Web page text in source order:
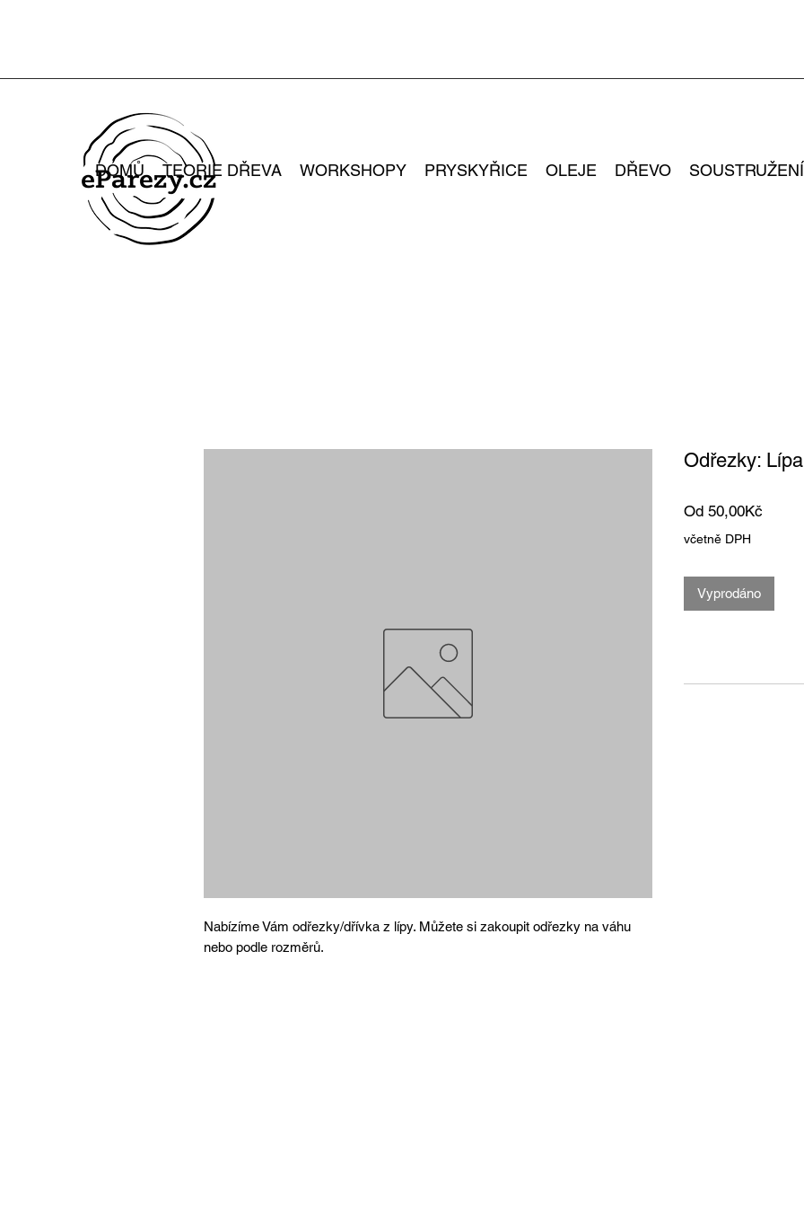
DOMŮ TEORIE DŘEVA WORKSHOPY PRYSKYŘICE OLEJE DŘEVO SOUSTRUŽENÍ
Nabízíme Vám odřezky/dřívka z lípy. Můžete si zakoupit odřezky na váhu
nebo podle rozměrů.
Odřezky: Lípa
Od 50,00Kč
včetně DPH
Vyprodáno